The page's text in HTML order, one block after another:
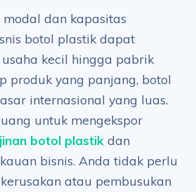
dan kapasitas
botol plastik dapat
kecil hingga pabrik
produk yang panjang, botol
internasional yang luas.
untuk mengekspor
botol plastik dan
bisnis. Anda tidak perlu
atau pembusukan